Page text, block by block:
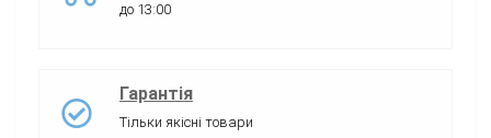
до 13:00
Гарантія
Тільки якісні товари